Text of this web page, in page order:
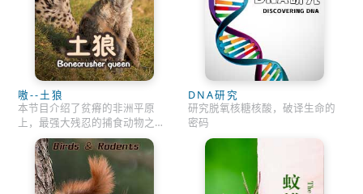
嗷--土狼
本节目介绍了贫瘠的非洲平原
上，最强大残忍的捕食动物之
一，土狼的生活状况。
DNA研究
研究脱氧核糖核酸，破译生命的
密码